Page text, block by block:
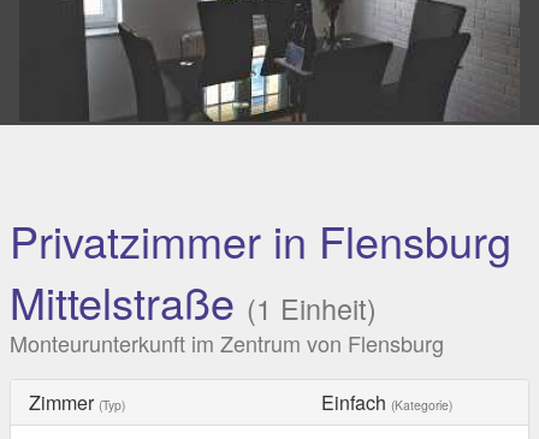
Privatzimmer in Flensburg
Mittelstraße (1 Einheit)
Monteurunterkunft im Zentrum von Flensburg
Zimmer (Typ) Einfach (Kategorie)